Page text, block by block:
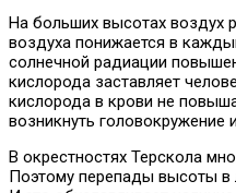
На больших высотах воздух
воздуха понижается в
солнечной радиации
кислорода заставляет
кислорода в крови не
возникнуть головокружение
В окрестностях Терскола
Поэтому перепады высоты в